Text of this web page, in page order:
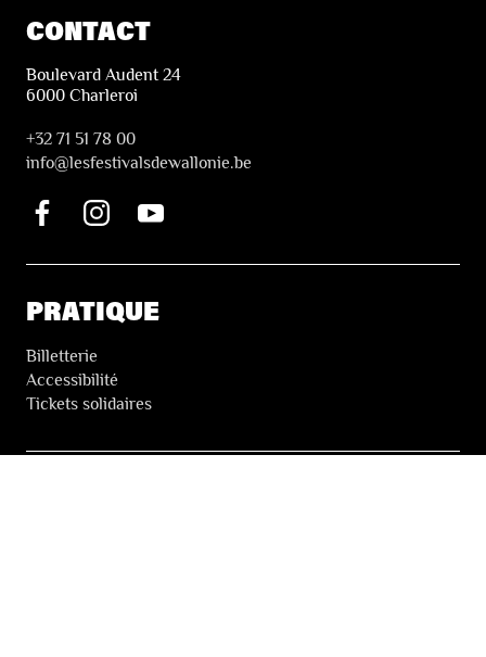
CONTACT
Boulevard Audent 24
6000 Charleroi
+32 71 51 78 00
info@lesfestivalsdewallonie.be
PRATIQUE
Billetterie
Accessibilité
Tickets solidaires